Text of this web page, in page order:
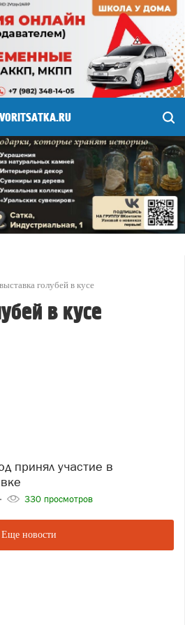
выставка голубей в кусе
в кусе
330 просмотров
Еще новости